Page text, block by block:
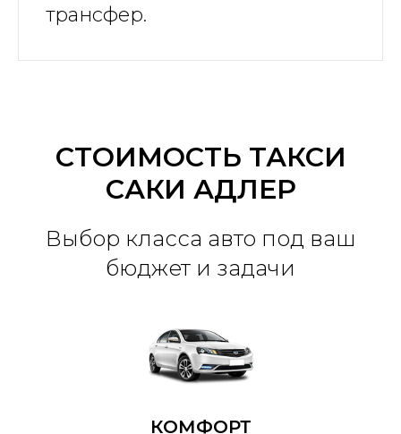
трансфер.
СТОИМОСТЬ ТАКСИ
САКИ АДЛЕР
Выбор класса авто под ваш
бюджет и задачи
КОМФОРТ